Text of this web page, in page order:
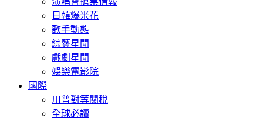
日韓爆米花
歌手動態
綜藝星聞
戲劇星聞
娛樂電影院
國際
川普對等關稅
全球必讀